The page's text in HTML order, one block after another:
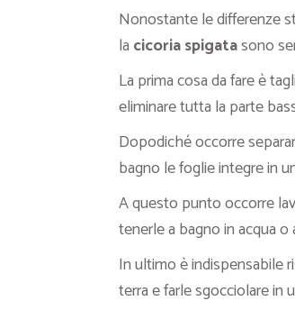
Nonostante le differenze
la cicoria spigatasono
La prima cosa da fare è
eliminare tutta la parte
Dopodiché occorre
bagno le foglie integre in
A questo punto occorre
tenerle a bagno in acqua
In ultimo è indispensabile
terra e farle sgocciolare in